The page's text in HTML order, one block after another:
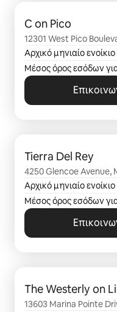
C on Pico
12301 West Pico
Αρχικό μηνιαίο ενοίκιο
Μέσος όρος εσόδων
Tierra Del Rey
4250 Glencoe Avenue,
Αρχικό μηνιαίο ενοίκιο
Μέσος όρος εσόδων
The Westerly on
13603 Marina Pointe